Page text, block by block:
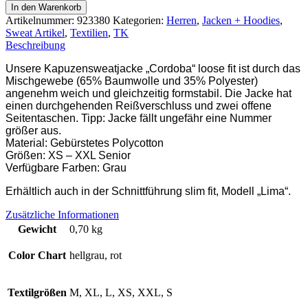
Menge
In den Warenkorb
Artikelnummer: 923380 Kategorien: Herren, Jacken + Hoodies,
Sweat Artikel, Textilien, TK
Beschreibung
Unsere Kapuzensweatjacke „Cordoba“ loose fit ist durch das
Mischgewebe (65% Baumwolle und 35% Polyester)
angenehm weich und gleichzeitig formstabil. Die Jacke hat
einen durchgehenden Reißverschluss und zwei offene
Seitentaschen. Tipp: Jacke fällt ungefähr eine Nummer
größer aus.
Material: Gebürstetes Polycotton
Größen: XS – XXL Senior
Verfügbare Farben: Grau
Erhältlich auch in der Schnittführung slim fit, Modell „Lima“.
Zusätzliche Informationen
Gewicht
0,70 kg
Color Chart hellgrau, rot
Textilgrößen M, XL, L, XS, XXL, S